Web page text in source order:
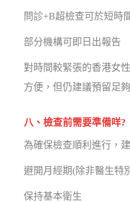
問診+B超檢查可於短時
部分機構可即日出報告
對時間較緊張的香港女
方便，但仍建議預留足
八、檢查前需要準備咩?
為確保檢查順利進行，建
避開月經期(除非醫生特
保持基本衛生